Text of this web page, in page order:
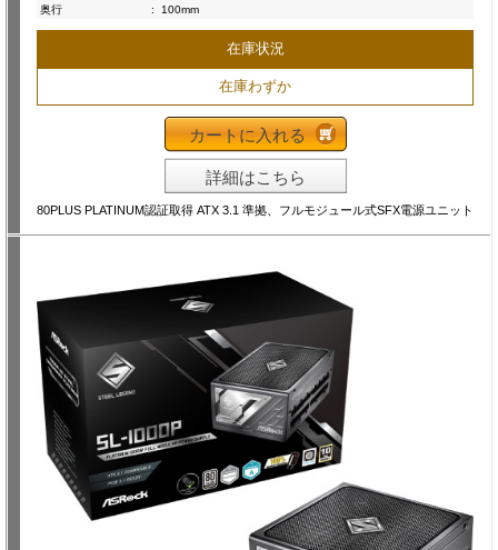
奥行
: 100mm
在庫状況
在庫わずか
カートに入れる
詳細はこちら
80PLUS PLATINUM認証取得 ATX 3.1 準拠、フルモジュール式SFX電源ユニット